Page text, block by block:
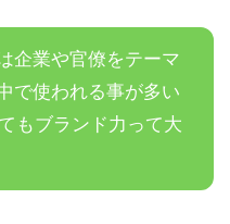
企業や官僚をテーマ
で使われる事が多い
もブランド力って大